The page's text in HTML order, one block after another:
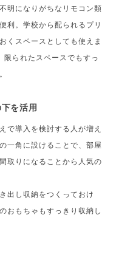
明になりがちなリモコン類
利。学校から配られるプリ
くスペースとしても使えま
限られたスペースでもすっ
を活用
で導入を検討する人が増え
一角に設けることで、部屋
取りになることから人気の
出し収納をつくっておけ
おもちゃもすっきり収納し